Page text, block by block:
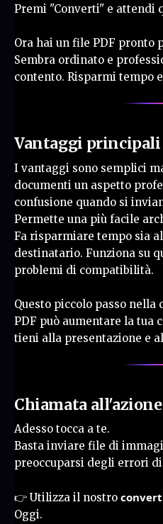
Premi "Converti" e attendi
Ora hai un file PDF pronto
Sembra ordinato e
contento. Risparmi tempo
Vantaggi principali
I vantaggi sono semplici
documenti un aspetto
confusione quando si
Permette una più facile
Fa risparmiare tempo sia
destinatario. Funziona su
problemi di compatibilità.
Questo piccolo passo nella
PDF può aumentare la tua
tieni alla presentazione e
Chiamata all'azione
Adesso tocca a te.
Basta inviare file di
preoccuparsi degli errori
👉 Utilizza il nostro
Oggi.